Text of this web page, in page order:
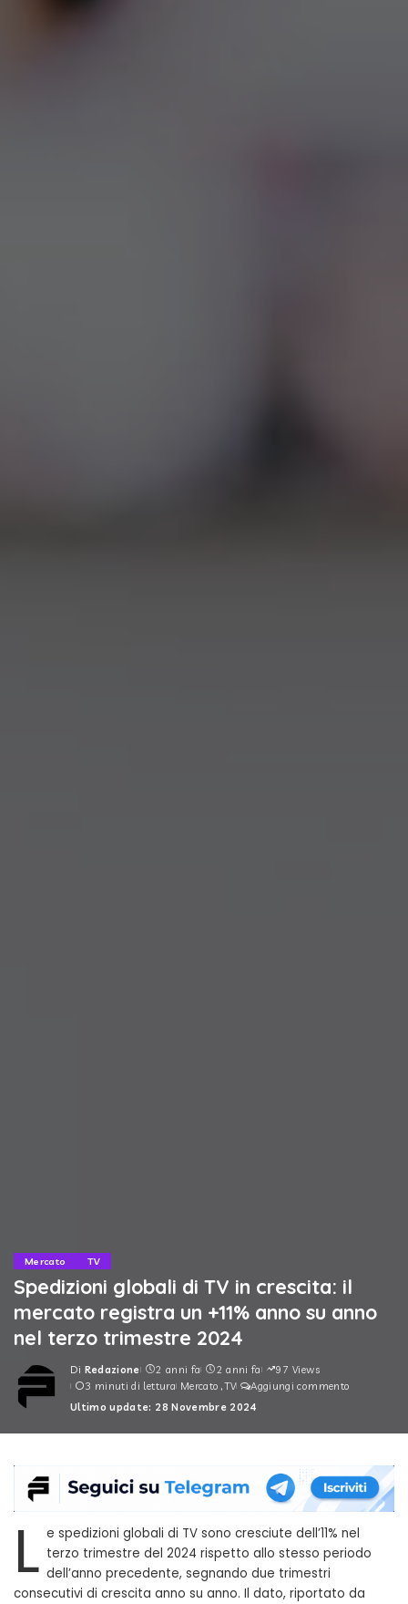
Mercato TV
Spedizioni globali di TV in crescita: il
mercato registra un +11% anno su anno
nel terzo trimestre 2024
Posted
by
Di Redazione 2 anni fa 2 anni fa
97 Views
3 minuti di lettura Mercato TV
Aggiungi commento
Ultimo update: 28 Novembre 2024
L e spedizioni globali di TV sono cresciute dell’11% nel
terzo trimestre del 2024 rispetto allo stesso periodo
dell’anno precedente, segnando due trimestri
consecutivi di crescita anno su anno. Il dato, riportato da